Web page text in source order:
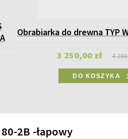
Obrabiarka do drewna TYP
3 250,00 zł 4
DO KOSZYKA
2B -łapowy